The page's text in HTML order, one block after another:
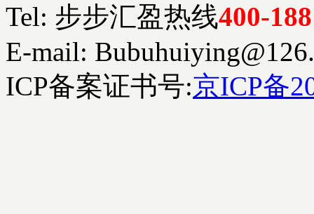
Tel: 步步汇盈热线400-
E-mail:
ICP备案证书号:京ICP备